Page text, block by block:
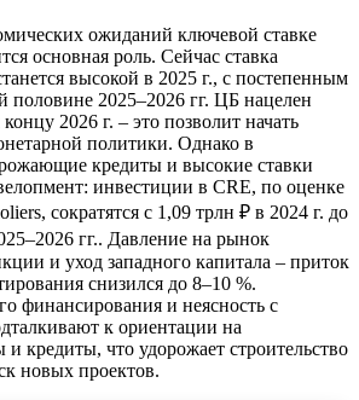
ожиданий ключевой ставке
основная роль. Сейчас ставка
высокой в 2025 г., с постепенным
половине 2025–2026 гг. ЦБ нацелен
2026 г. – это позволит начать
политики. Однако в
кредиты и высокие ставки
инвестиции в CRE, по оценке
сократятся с 1,09 трлн ₽ в 2024 г. до
гг.. Давление на рынок
и уход западного капитала – приток
снизился до 8–10 %.
финансирования и неясность с
к ориентации на
и кредиты, что удорожает строительство
новых проектов.